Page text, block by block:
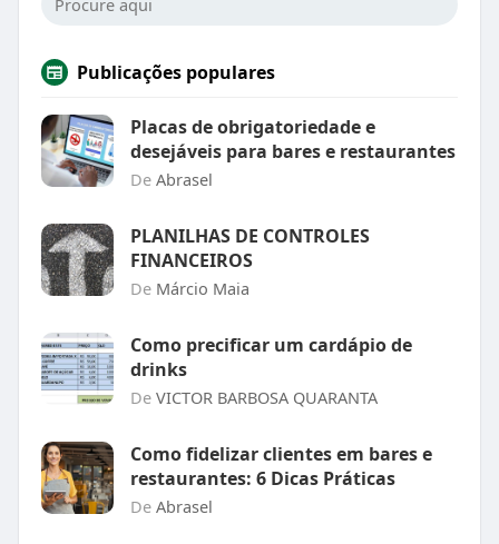
Publicações populares
Placas de obrigatoriedade e
desejáveis para bares e restaurantes
De Abrasel
PLANILHAS DE CONTROLES
FINANCEIROS
De Márcio Maia
Como precificar um cardápio de
drinks
De VICTOR BARBOSA QUARANTA
Como fidelizar clientes em bares e
restaurantes: 6 Dicas Práticas
De Abrasel